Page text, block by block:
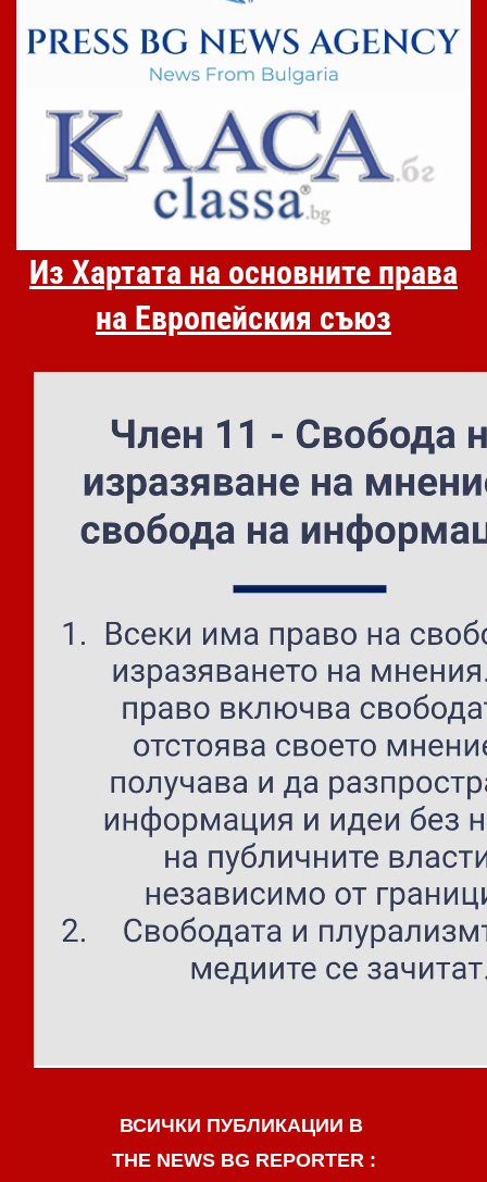
Из Хартата на основните права
на Европейския съюз
ВСИЧКИ ПУБЛИКАЦИИ В
THE NEWS BG REPORTER :